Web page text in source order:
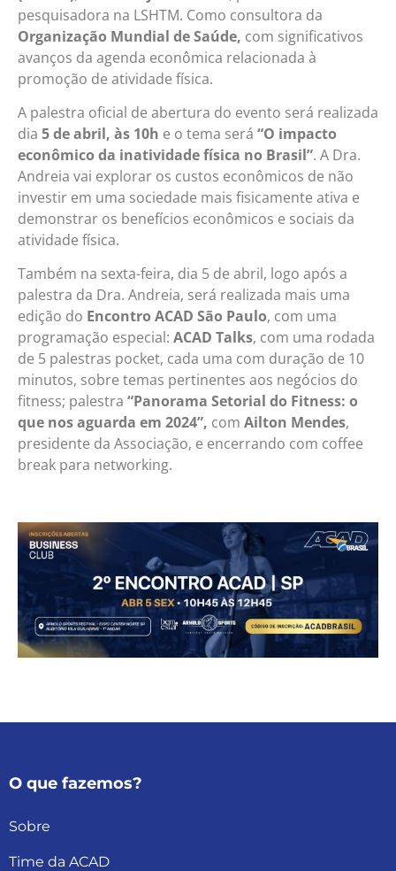
pesquisadora na LSHTM. Como consultora da
Organização Mundial de Saúde, com significativos
avanços da agenda econômica relacionada à
promoção de atividade física.
A palestra oficial de abertura do evento será realizada
dia 5 de abril, às 10h e o tema será “O impacto
econômico da inatividade física no Brasil”. A Dra.
Andreia vai explorar os custos econômicos de não
investir em uma sociedade mais fisicamente ativa e
demonstrar os benefícios econômicos e sociais da
atividade física.
Também na sexta-feira, dia 5 de abril, logo após a
palestra da Dra. Andreia, será realizada mais uma
edição do Encontro ACAD São Paulo, com uma
programação especial: ACAD Talks, com uma rodada
de 5 palestras pocket, cada uma com duração de 10
minutos, sobre temas pertinentes aos negócios do
fitness; palestra “Panorama Setorial do Fitness: o
que nos aguarda em 2024”, com Ailton Mendes,
presidente da Associação, e encerrando com coffee
break para networking.
O que fazemos?
Sobre
Time da ACAD